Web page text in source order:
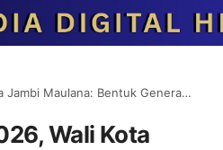
Bentuk Generasi Sehat dan Berkarakter
Wali Kota